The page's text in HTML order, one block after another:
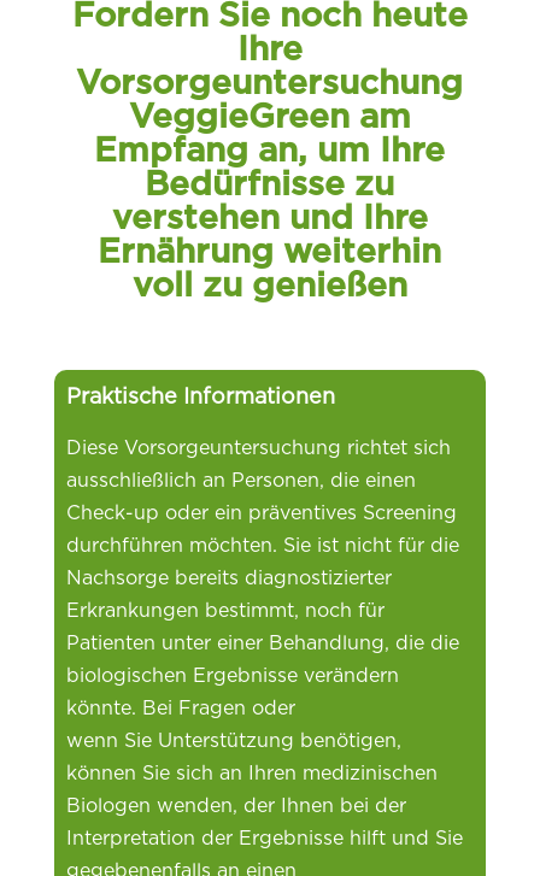
Fordern Sie noch heute
Ihre
Vorsorgeuntersuchung
VeggieGreen am
Empfang an, um Ihre
Bedürfnisse zu
verstehen und Ihre
Ernährung weiterhin
voll zu genießen
Praktische Informationen
Diese Vorsorgeuntersuchung richtet sich
ausschließlich an Personen, die einen
Check-up oder ein präventives Screening
durchführen möchten. Sie ist nicht für die
Nachsorge bereits diagnostizierter
Erkrankungen bestimmt, noch für
Patienten unter einer Behandlung, die die
biologischen Ergebnisse verändern
könnte. Bei Fragen oder
wenn Sie Unterstützung benötigen,
können Sie sich an Ihren medizinischen
Biologen wenden, der Ihnen bei der
Interpretation der Ergebnisse hilft und Sie
gegebenenfalls an einen